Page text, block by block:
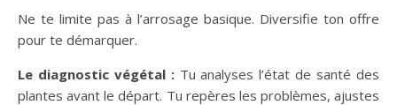
Ne te limite pas à l’arrosage basique. Diversifie ton offre
pour te démarquer.
Le diagnostic végétal :Tu analyses l’état de santé des
plantes avant le départ. Tu repères les problèmes, ajustes